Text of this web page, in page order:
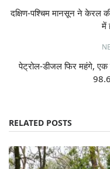
दक्षिण-पश्चिम मानसून ने केरल
में
पेट्रोल-डीजल फिर महंगे, एक
RELATED POSTS